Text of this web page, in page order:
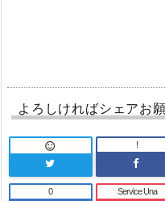
よろしければシェアお
 !
0 Service Una